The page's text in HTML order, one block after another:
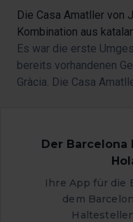
Die Casa Amatller von
Kombination aus
Es war die erste
bereits vorhandenen
Gràcia. Die Casa
Der Barcelona
Ihre App für die
dem